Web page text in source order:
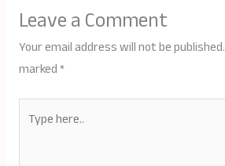
Leave a Comment
Your email address will not be published.
marked*
here..